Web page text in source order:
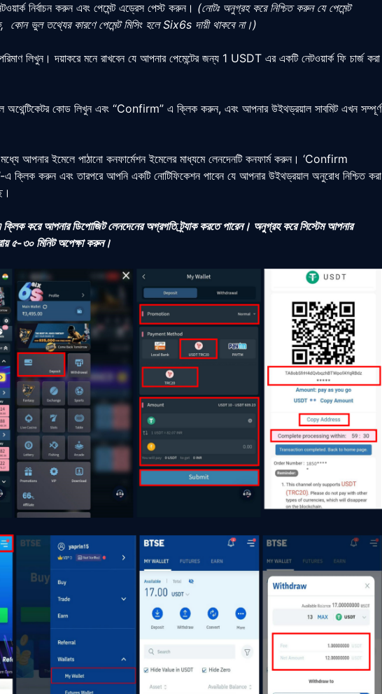
নির্বাচন করুন এবং পেমেন্ট এড্রেস পেস্ট করুন। (নোটঃ অনুগ্রহ করে নিশ্চিত করুন যে পেমেন্ট
কোন ভুল তথ্যের কারণে পেমেন্ট মিসিং হলেSix6s দায়ী থাকবে না।)
লিখুন। দয়াকরে মনে রাখবেন যে আপনার পেমেন্টের জন্য 1 USDT এর একটি নেটওয়ার্ক ফি চার্জ করা
কোড লিখুন এবং “Confirm” এ ক্লিক করুন, এবং আপনার উইথড্রয়াল সাবমিট এখন সম্পূর্ণ
আপনার ইমেলে পাঠানো কনফার্মেশন ইমেলের মাধ্যমে লেনদেনটি কনফার্ম করুন। ‘Confirm
-এ ক্লিক করুন এবং তারপরে আপনি একটি নোটিফিকেশন পাবেন যে আপনার উইথড্রয়াল অনুরোধ নিশ্চিত করা
করে আপনার ডিপোজিট লেনদেনের অগ্রগতি ট্র্যাক করতে পারেন। অনুগ্রহ করে সিস্টেম আপনার
৫-৩০ মিনিট অপেক্ষা করুন।